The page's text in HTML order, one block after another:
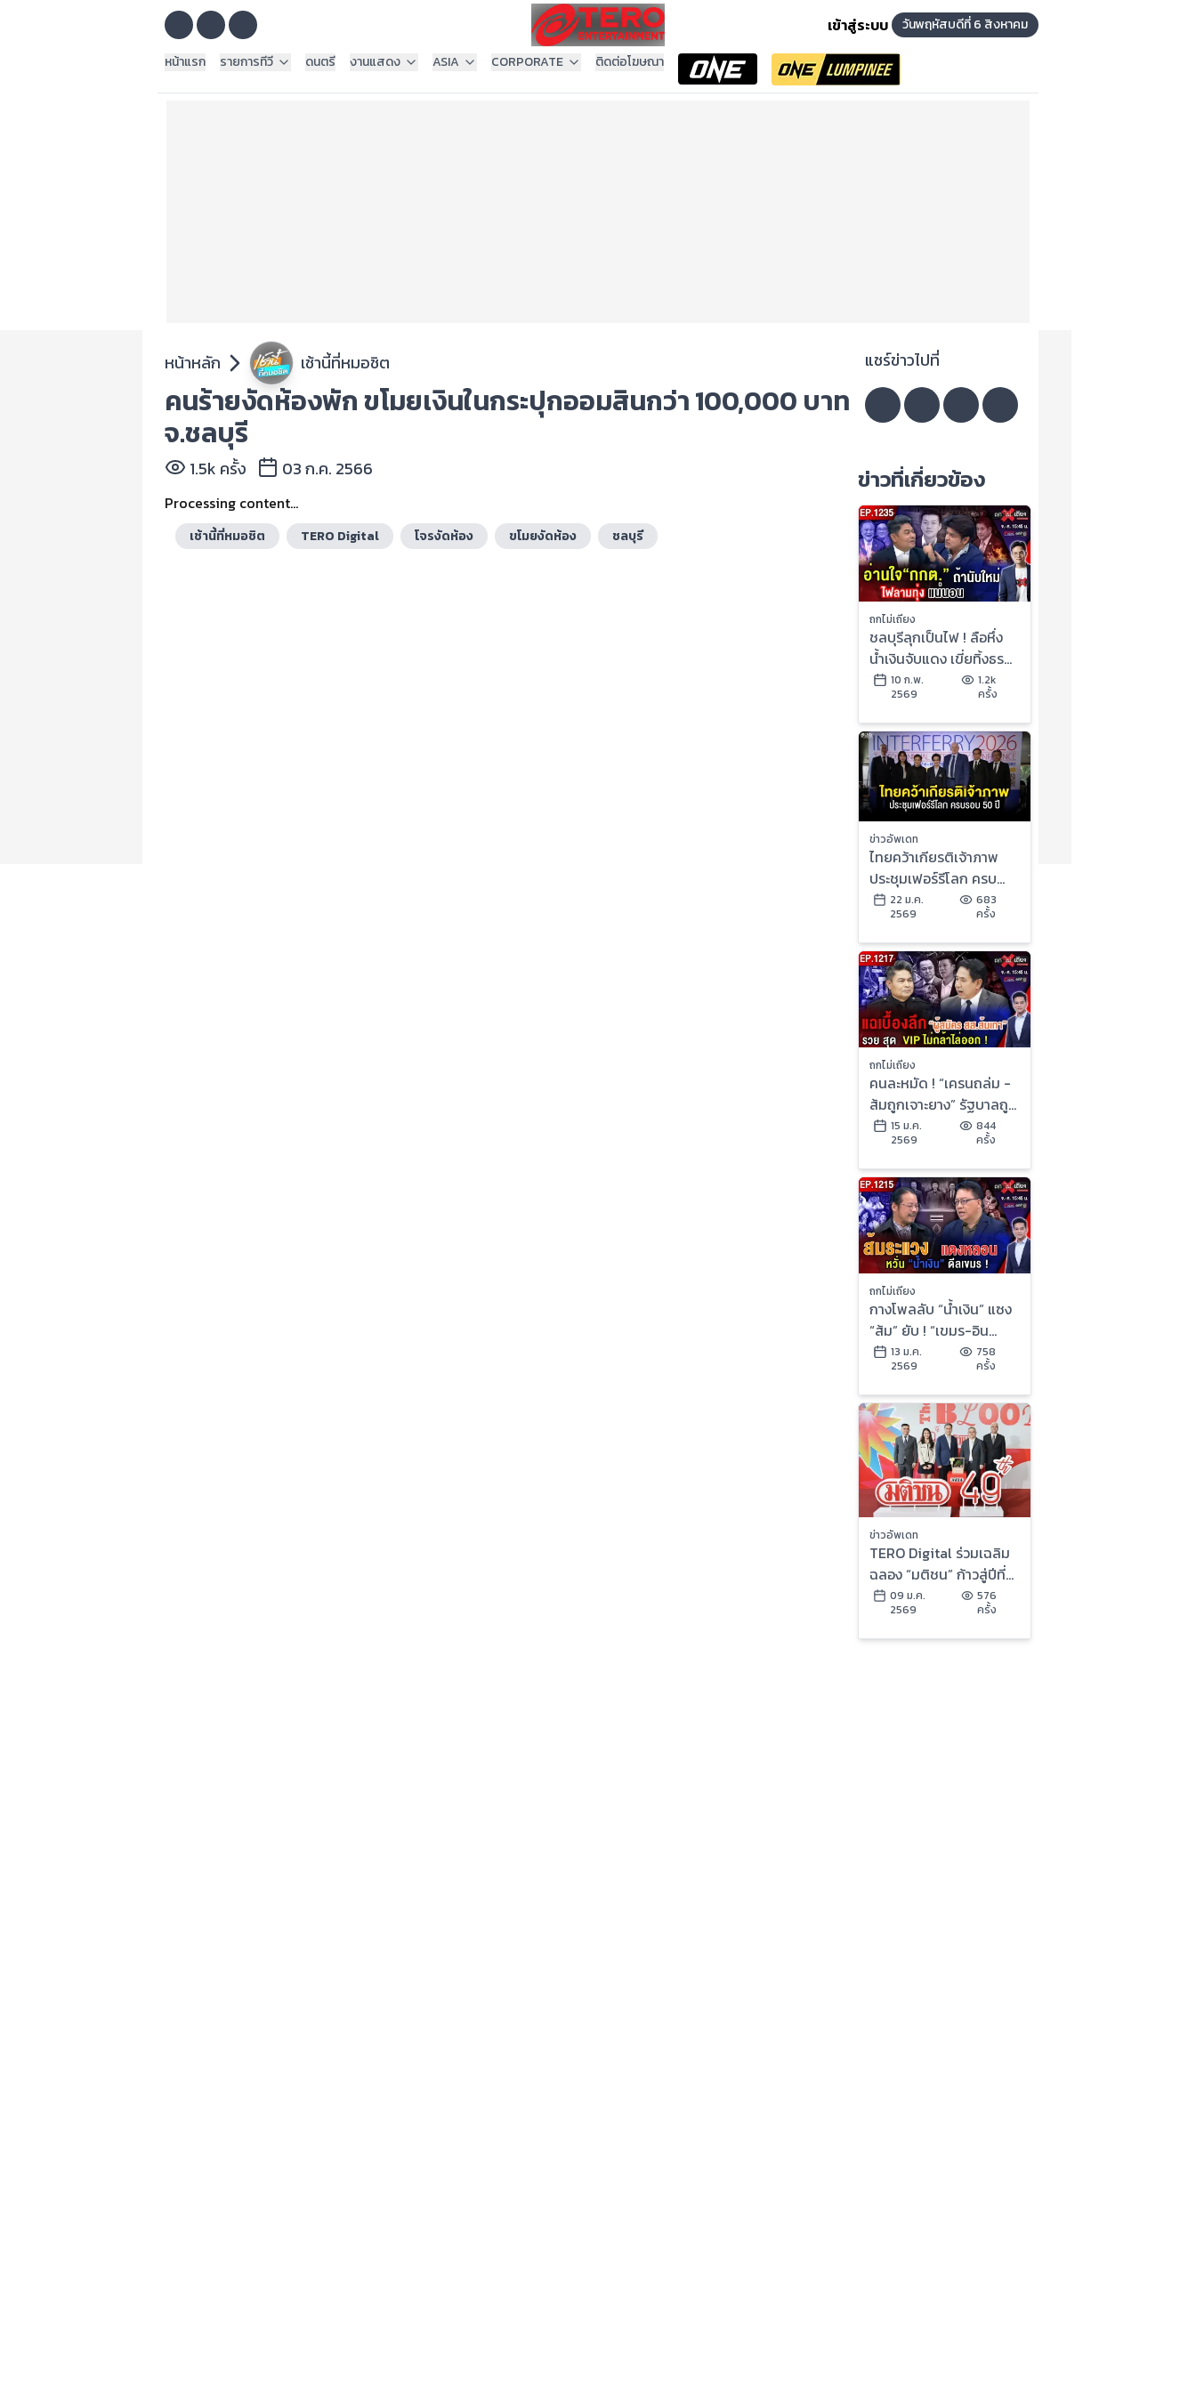
เข้าสู่ระบบ
วันพฤหัสบดีที่ 6 สิงหาคม
หน้าแรก
รายการทีวี ดนตรี งานแสดง ASIA CORPORATE ติดต่อโฆษณา
หน้าหลัก เช้านี้ที่หมอชิต
คนร้ายงัดห้องพัก ขโมยเงินในกระปุกออมสินกว่า 100,000 บาท
จ.ชลบุรี
1.5k ครั้ง 03 ก.ค. 2566
Processing content...
เช้านี้ที่หมอชิต TERO Digital โจรงัดห้อง ขโมยงัดห้อง ชลบุรี
แชร์ข่าวไปที่
ข่าวที่เกี่ยวข้อง
ถกไม่เถียง
ชลบุรีลุกเป็นไฟ ! ลือหึ่ง
น้ำเงินจับแดง เขี่ยทิ้งธร
รมนัส รัฐบาลหนู อายุสั้น
? #ถกไม่เถียง
10 ก.พ.
2569
1.2k
ครั้ง
ข่าวอัพเดท
ไทยคว้าเกียรติเจ้าภาพ
ประชุมเฟอร์รีโลก ครบ
รอบ 50 ปี
22 ม.ค.
2569
683
ครั้ง
ถกไม่เถียง
คนละหมัด ! “เครนถล่ม -
ส้มถูกเจาะยาง” รัฐบาลถูก
ด่า สุดระอา “กา” เบอร์ไหน
15 ม.ค.
2569
844
ครั้ง
ถกไม่เถียง
กางโพลลับ “น้ำเงิน” แซง
“ส้ม” ยับ ! “เขมร-อิน
ฟลูฯ-บ้านใหญ่” รุมกระซ
วก อ่วมอรทัย !
13 ม.ค.
2569
758
ครั้ง
ข่าวอัพเดท
TERO Digital ร่วมเฉลิม
ฉลอง “มติชน” ก้าวสู่ปีที่
49: The Bloomer for
09 ม.ค.
2569
576
ครั้ง